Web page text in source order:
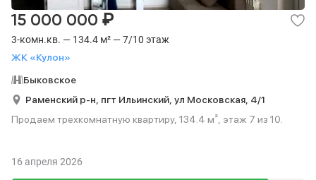
3-комн.кв. — 134.4 м² — 7/10 этаж
ЖК «Кулон»
15 000 000 ₽
Быковское
Раменский р-н, пгт Ильинский, ул Московская, 4/1
Продаем трехкомнатную квартиру, 134.4 м², этаж 7 из 10.
16 апреля 2026